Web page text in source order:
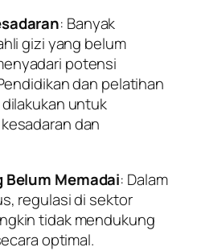
: Banyak
gizi yang belum
potensi
dan pelatihan
untuk
dan
Belum Memadai: Dalam
regulasi di sektor
tidak mendukung
optimal.